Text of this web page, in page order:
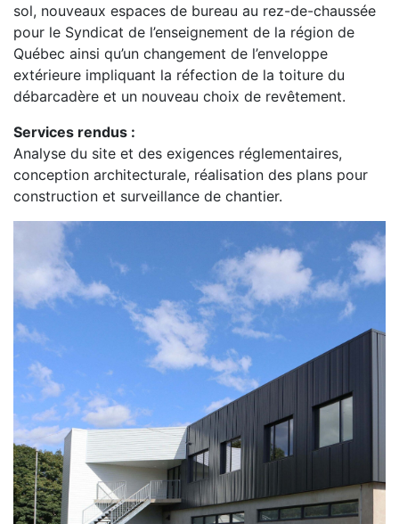
sol, nouveaux espaces de bureau au rez-de-chaussée
pour le Syndicat de l’enseignement de la région de
Québec ainsi qu’un changement de l’enveloppe
extérieure impliquant la réfection de la toiture du
débarcadère et un nouveau choix de revêtement.
Services rendus :
Analyse du site et des exigences réglementaires,
conception architecturale, réalisation des plans pour
construction et surveillance de chantier.